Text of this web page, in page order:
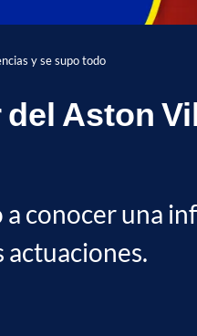
y se supo todo
Aston
conocer una
actuaciones.